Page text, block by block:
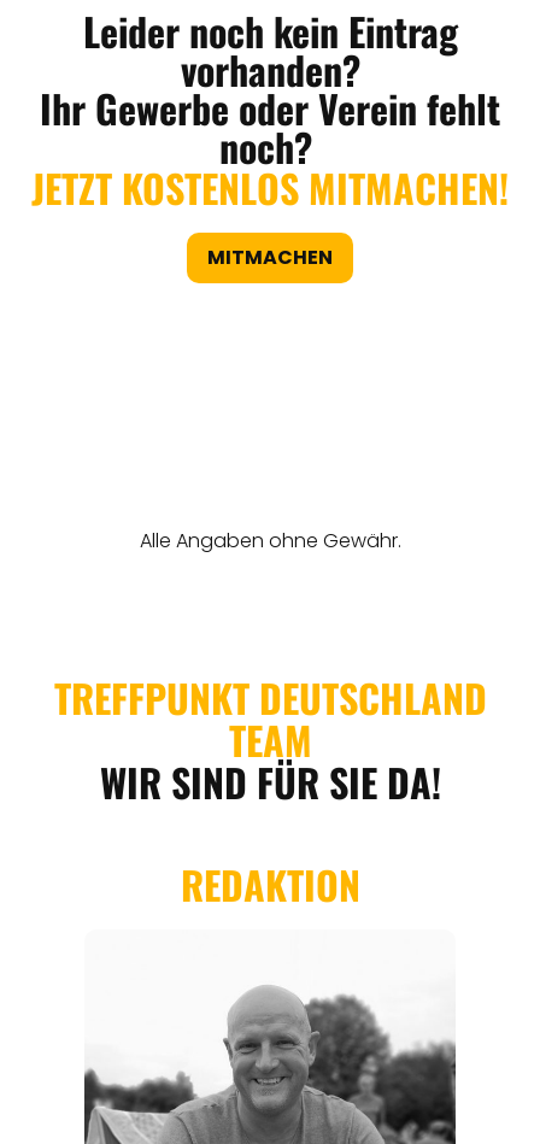
Leider noch kein Eintrag
vorhanden?
Ihr Gewerbe oder Verein fehlt
noch?
JETZT KOSTENLOS MITMACHEN!
MITMACHEN